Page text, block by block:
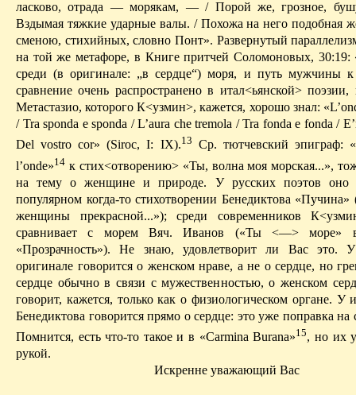
ласково, отрада — морякам, — / Порой же, грозное,
Вздымая тяжкие ударные валы. / Похожа на него подобная
сменою, стихийных, словно Понт». Развернутый
на той же метафоре, в Книге притчей Соломоновых, 30:19:
среди (в оригинале: „в сердце“) моря, и путь мужчины
сравнение очень распространено в итал<ьянской> поэзии,
Метастазио, которого К<узмин>, кажется, хорошо знал: «
/ Tra sponda e sponda /L’aura che tremola /Tra fonda e fonda /
Del vostro cor» (Siroc, I: IX).13 Ср. тютчевский эпиграф: «
l’onde»14 к стих<о­творению> «Ты, волна моя морская...»,
на тему о женщине и природе. У русских поэтов оно
популярном когда-то стихотворении Бенедиктова «Пучина»
женщины прекрасной...»); среди современников К<
сравнивает с морем Вяч. Иванов («Ты <—>
«Прозрачность»). Не знаю, удовлетворит ли Вас это.
оригинале говорится о женском нраве, а не о сердце, но
сердце обычно в связи с мужественностью, о женском
говорит, кажется, только как о физиологическом органе. У
Бенедиктова говорится прямо о сердце: это уже поправка на
Помнится, есть что-то такое и в «Carmina Burana»15, но их
рукой.
Искренне уважающий Вас